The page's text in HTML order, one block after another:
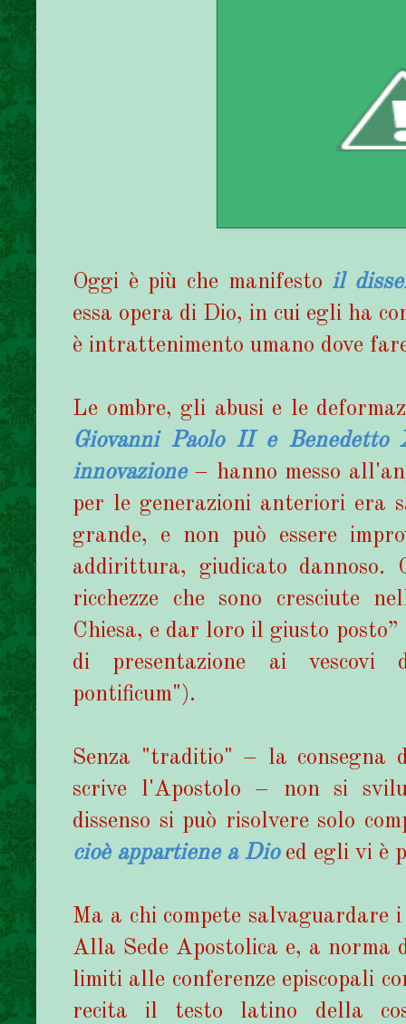
Oggi è più che manifesto il
essa opera di Dio, in cui egli ha
è intrattenimento umano dove
Le ombre, gli abusi e le
Giovanni Paolo II e Benedetto
innovazione– hanno messo
per le generazioni anteriori era
grande, e non può essere
addirittura, giudicato
ricchezze che sono cresciute
Chiesa, e dar loro il giusto
di presentazione ai vescovi
pontificum").
Senza "traditio" – la consegna
scrive l'Apostolo – non si
dissenso si può risolvere solo
cioè appartiene a Dioed egli vi è
Ma a chi compete
Alla Sede Apostolica e, a norma
limiti alle conferenze episcopali
recita il testo latino della